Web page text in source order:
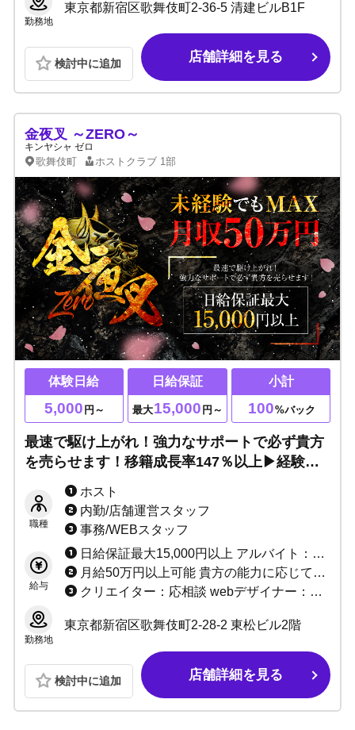
勤務地
東京都新宿区歌舞伎町2-36-5 清建ビルB1F
検討中に追加 店舗詳細を見る
金夜叉 ～ZERO～
キンヤシャ ゼロ
歌舞伎町 ホストクラブ 1部
体験日給
5,000 円～
日給保証
最大15,000 円～
小計
100%バック
最速で駆け上がれ！強力なサポートで必ず貴方
を売らせます！移籍成長率147％以上▶経験者3
カ月総売100％バック！未経験でもMAX月収50
万円！必要なのは貴方の本気と情熱です！
職種
ホスト
内勤/店舗運営スタッフ
事務/WEBスタッフ
給与
日給保証最大15,000円以上 アルバイト：最大時給2,000円！
月給50万円以上可能 貴方の能力に応じてお給料+α致します！
クリエイター：応相談 webデザイナー：応相談
勤務地
東京都新宿区歌舞伎町2-28-2 東松ビル2階
検討中に追加 店舗詳細を見る